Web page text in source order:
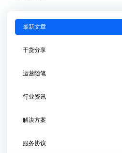
最新文章
干货分享
运营随笔
行业资讯
解决方案
服务协议